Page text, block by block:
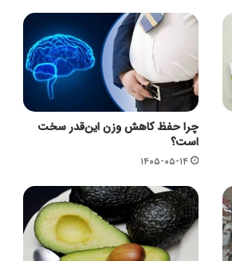
چرا حفظ کاهش وزن این‌قدر سخت
است؟
۱۴۰۵-۰۵-۱۴